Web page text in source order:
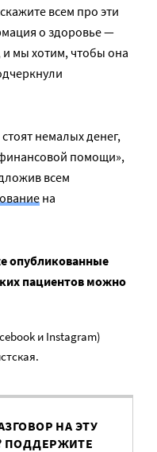
всем про эти
о здоровье —
и мы хотим, чтобы она
немалых денег,
помощи»,
всем
на
опубликованные
пациентов можно
и Instagram)
НА ЭТУ
ПОДДЕРЖИТЕ